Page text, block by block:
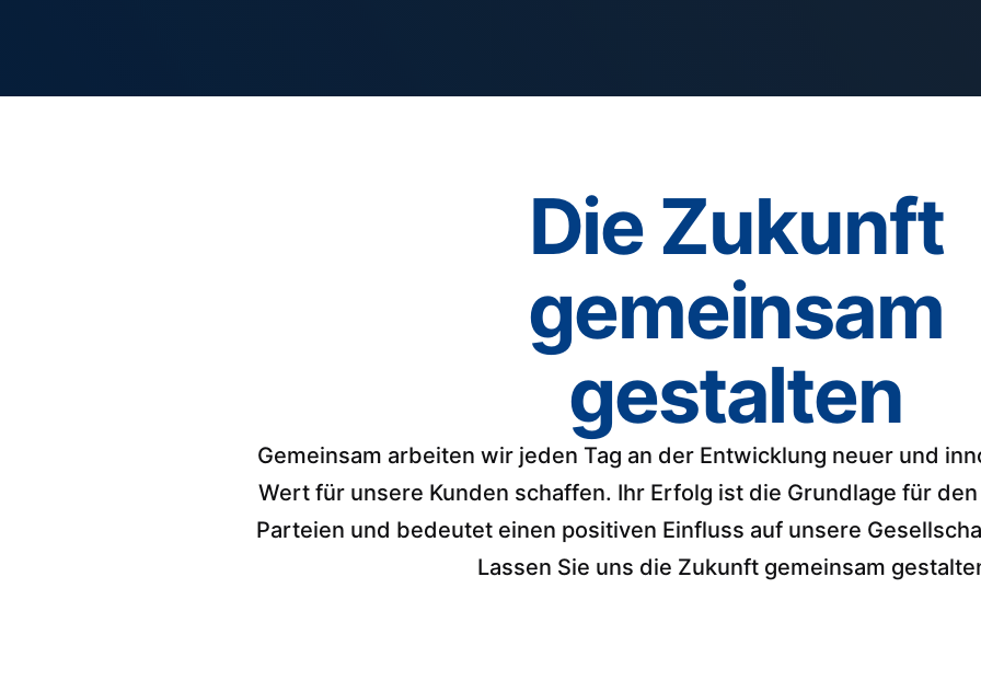
Die Zukunft
gemeinsam
gestalten
Gemeinsam arbeiten wir jeden Tag an der Entwicklung neuer und
Wert für unsere Kunden schaffen. Ihr Erfolg ist die Grundlage für
Parteien und bedeutet einen positiven Einfluss auf unsere
Lassen Sie uns die Zukunft gemeinsam